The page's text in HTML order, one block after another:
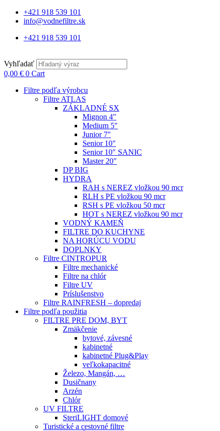
+421 918 539 101
info@vodnefiltre.sk
+421 918 539 101
Vyhľadať
0,00 € 0 Cart
Filtre podľa výrobcu
Filtre ATLAS
ZÁKLADNÉ SX
Mignon 4″
Medium 5″
Junior 7″
Senior 10″
Senior 10″ SANIC
Master 20″
DP BIG
HYDRA
RAH s NEREZ vložkou 90 mcr
RLH s PE vložkou 90 mcr
RSH s PE vložkou 50 mcr
HOT s NEREZ vložkou 90 mcr
VODNÝ KAMEŇ
FILTRE DO KUCHYNE
NA HORÚCU VODU
DOPLNKY
Filtre CINTROPUR
Filtre mechanické
Filtre na chlór
Filtre UV
Príslušenstvo
Filtre RAINFRESH – dopredaj
Filtre podľa použitia
FILTRE PRE DOM, BYT
Zmäkčenie
bytové, závesné
kabinetné
kabinetné Plug&Play
veľkokapacitné
Železo, Mangán, …
Dusičnany
Arzén
Chlór
UV FILTRE
SteriLIGHT domové
Turistické a cestovné filtre